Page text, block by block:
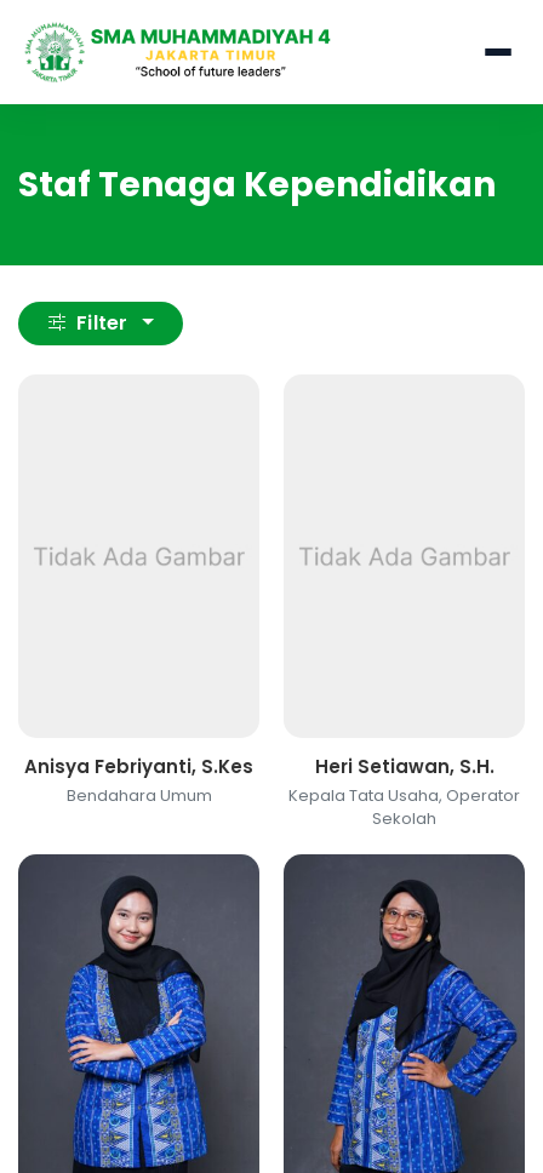
Staf Tenaga Kependidikan
Filter
Anisya Febriyanti, S.Kes
Bendahara Umum
Heri Setiawan, S.H.
Kepala Tata Usaha, Operator
Sekolah